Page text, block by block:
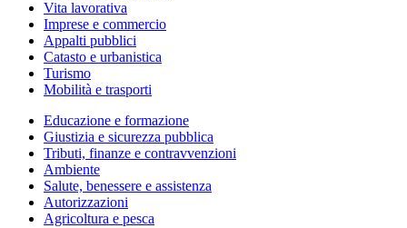
Vita lavorativa
Imprese e commercio
Appalti pubblici
Catasto e urbanistica
Turismo
Mobilità e trasporti
Educazione e formazione
Giustizia e sicurezza pubblica
Tributi, finanze e contravvenzioni
Ambiente
Salute, benessere e assistenza
Autorizzazioni
Agricoltura e pesca